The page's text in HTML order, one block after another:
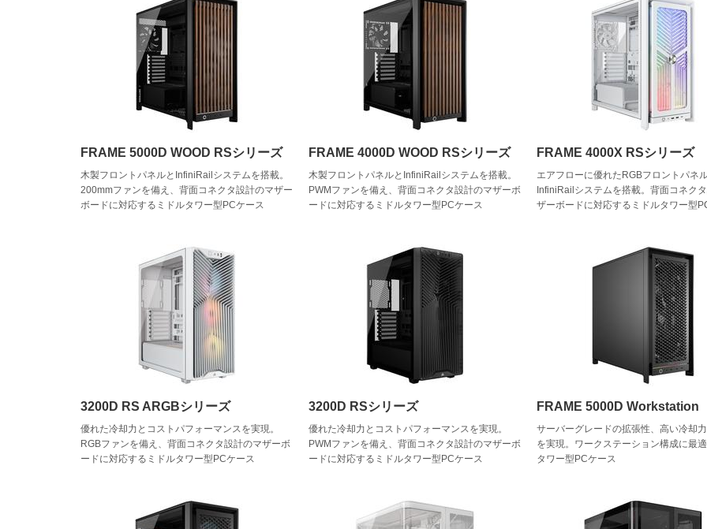
FRAME 5000D WOOD RSシリーズ
木製フロントパネルとInfiniRailシステムを搭載。
200mmファンを備え、背面コネクタ設計のマザー
ボードに対応するミドルタワー型PCケース
FRAME 4000D WOOD RSシリーズ
木製フロントパネルとInfiniRailシステムを搭載。
PWMファンを備え、背面コネクタ設計のマザーボ
ードに対応するミドルタワー型PCケース
FRAME 4000X RSシリーズ
エアフローに優れたRGBフロントパネ
InfiniRailシステムを搭載。背面コネク
ザーボードに対応するミドルタワー型
3200D RS ARGBシリーズ
優れた冷却力とコストパフォーマンスを実現。
RGBファンを備え、背面コネクタ設計のマザーボ
ードに対応するミドルタワー型PCケース
3200D RSシリーズ
優れた冷却力とコストパフォーマンスを実現。
PWMファンを備え、背面コネクタ設計のマザーボ
ードに対応するミドルタワー型PCケース
FRAME 5000D Workstation
サーバーグレードの拡張性、高い冷却
を実現。ワークステーション構成に最
タワー型PCケース